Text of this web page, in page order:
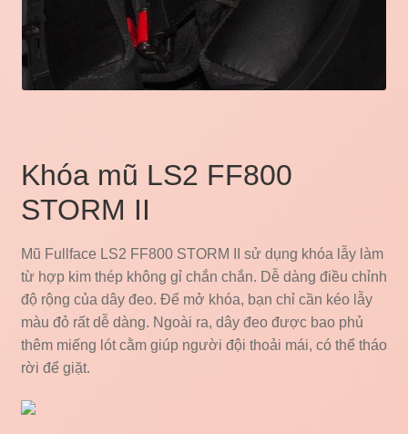
Khóa mũ LS2 FF800
STORM II
Mũ Fullface LS2 FF800 STORM II sử dụng khóa lẫy làm
từ hợp kim thép không gỉ chắn chắn. Dễ dàng điều chỉnh
độ rộng của dây đeo. Để mở khóa, bạn chỉ cần kéo lẫy
màu đỏ rất dễ dàng. Ngoài ra, dây đeo được bao phủ
thêm miếng lót cằm giúp người đội thoải mái, có thể tháo
rời để giặt.